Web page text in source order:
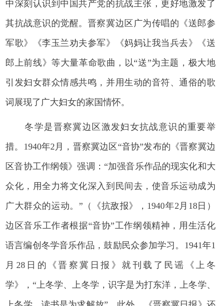
中深刻认识到中国共产党的抗战主张，更好地激发了
其抗战意识的觉醒。晋察冀边区广为传唱的《送郎参
军歌》《李玉兰劝夫参军》《妈妈让我当兵去》《送
郎上前线》等大量革命歌曲，以“送”为主题，极大地
引发妇女群众情感共鸣，并用生动的音符、通俗的歌
词展现了广大妇女的家国情怀。
冬学是晋察冀边区激发妇女抗战意识的重要举
措。1940年2月，晋察冀边区“音协”发布的《晋察冀边
区音协工作纲领》强调：“加强音乐作品的现实化和大
众化，用全力将文化深入到民间去，使音乐运动成为
广大群众的运动。”（《抗敌报》，1940年2月18日）
边区音乐工作者根据“音协”工作纲领精神，用生活化
语言编创冬学音乐作品，鼓励民众参加学习。1941年1
月28日的《晋察冀日报》就刊载了民谣《上冬
学》，“上冬学、上冬学，识字是为打东洋，上冬学、